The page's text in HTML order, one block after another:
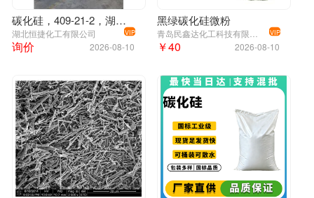
碳化硅，409-21-2，湖北恒捷
湖北恒捷化工有限公司 VIP
2026-08-10
询价
黑绿碳化硅微粉
VIP
2026-08-10
￥40